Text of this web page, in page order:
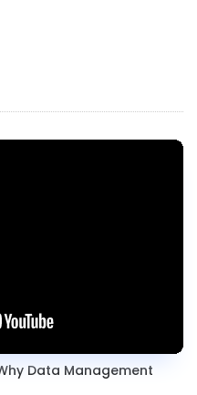
Data Management